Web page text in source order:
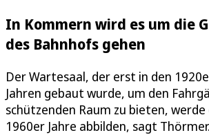
In Kommern wird es um die
des Bahnhofs gehen
Der Wartesaal, der erst in den
Jahren gebaut wurde, um den
schützenden Raum zu bieten,
1960er Jahre abbilden, sagt Thörmer.